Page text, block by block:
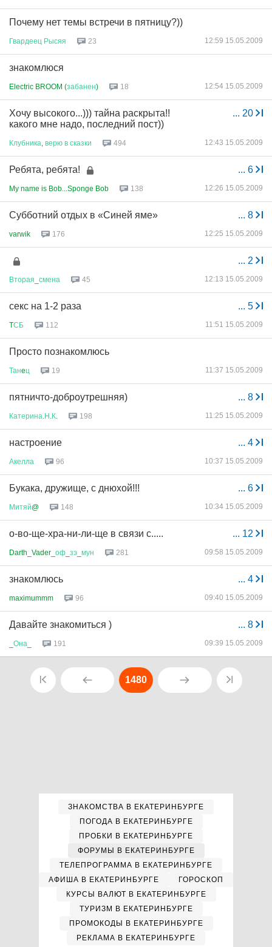
Почему нет темы встречи в пятницу?))
Гвардеец Рысяя 23 12:59 15.05.2009
знакомлюся
Electric BROOM (забанен) 18 12:54 15.05.2009
... 20
Хочу высокого...))) тайна раскрыта!!
какого мне надо, последний пост))
Клубника верю в сказки 494 12:43 15.05.2009
... 6
Ребята, ребята!
My name is Bob...Sponge Bob 138 12:26 15.05.2009
... 8
Субботний отдых в «Синей яме»
varwik 176 12:25 15.05.2009
... 2
Вторая смена 45 12:13 15.05.2009
... 5
секс на 1-2 раза
TСБ 112 11:51 15.05.2009
Просто познакомлюсь
Танeц 19 11:37 15.05.2009
... 8
пятничто-доброутрешняя)
Катерина Н К 198 11:25 15.05.2009
... 4
настроение
Акелла 96 10:37 15.05.2009
... 6
Букака, дружище, с днюхой!!!
Митяй@ 148 10:34 15.05.2009
... 12
о-во-ще-хра-ни-ли-ще в связи с.....
Darth_Vader_ оф зэ мун 281 09:58 15.05.2009
... 4
знакомлюсь
maximummm 96 09:40 15.05.2009
... 8
Давайте знакомиться )
Она 191 09:39 15.05.2009
1480
ЗНАКОМСТВА В ЕКАТЕРИНБУРГЕ
ПОГОДА В ЕКАТЕРИНБУРГЕ
ПРОБКИ В ЕКАТЕРИНБУРГЕ
ФОРУМЫ В ЕКАТЕРИНБУРГЕ
ТЕЛЕПРОГРАММА В ЕКАТЕРИНБУРГЕ
АФИША В ЕКАТЕРИНБУРГЕ
ГОРОСКОП
КУРСЫ ВАЛЮТ В ЕКАТЕРИНБУРГЕ
ТУРИЗМ В ЕКАТЕРИНБУРГЕ
ПРОМОКОДЫ В ЕКАТЕРИНБУРГЕ
РЕКЛАМА В ЕКАТЕРИНБУРГЕ